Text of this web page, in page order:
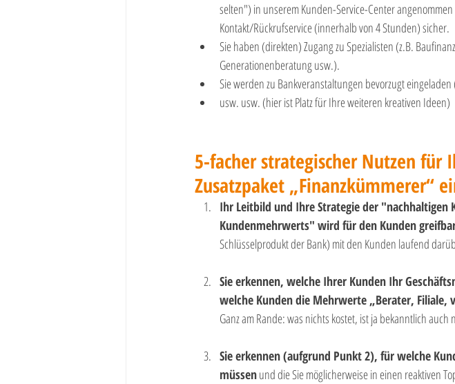
selten") in unserem Kunden-Service-Center
Kontakt/Rückrufservice (innerhalb von 4 Stunden) sicher.
Sie haben (direkten) Zugang zu Spezialisten (z.B.
Generationenberatung usw.).
Sie werden zu Bankveranstaltungen bevorzugt eingeladen
usw. usw. (hier ist Platz für Ihre weiteren kreativen Ideen)
5-facher strategischer Nutzen für
Zusatzpaket „Finanzkümmerer“
Ihr Leitbild und Ihre Strategie der "nachhaltigen
Kundenmehrwerts" wird für den Kunden
Schlüsselprodukt der Bank) mit den Kunden laufend
Sie erkennen, welche Ihrer Kunden Ihr
welche Kunden die Mehrwerte „Berater,
Ganz am Rande: was nichts kostet, ist ja bekanntlich auch
Sie erkennen (aufgrund Punkt 2), für welche
müssen und die Sie möglicherweise in einen reaktiven